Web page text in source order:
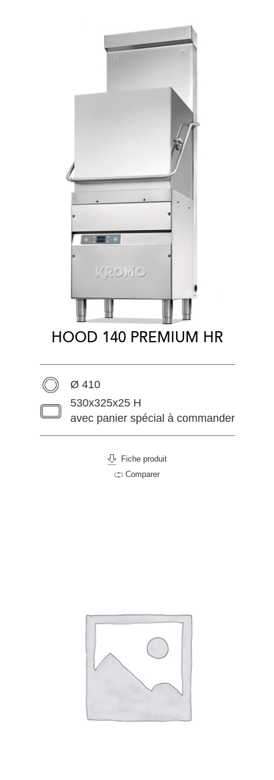
HOOD 140 PREMIUM HR
Ø 410
530x325x25 H
avec panier spécial à commander
Fiche produit
Comparer